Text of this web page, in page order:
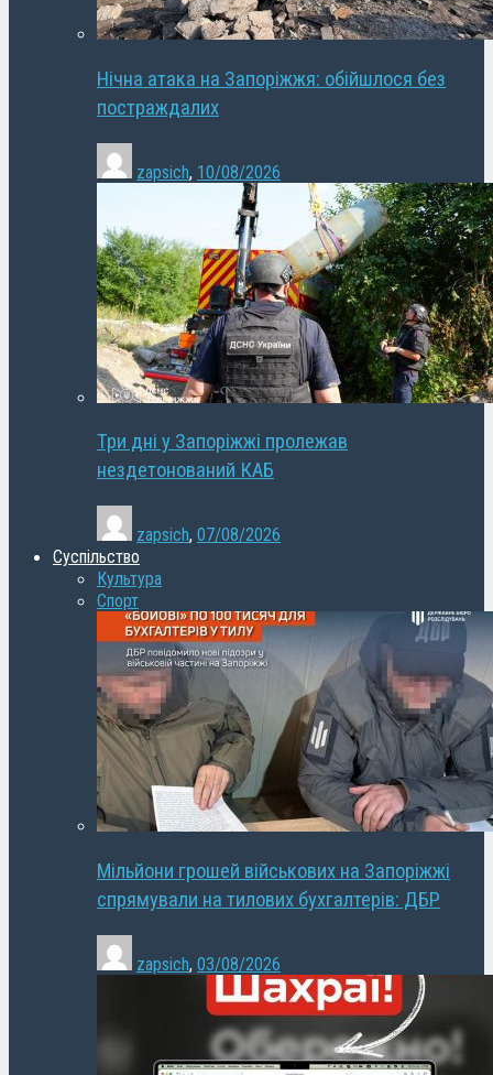
Нічна атака на Запоріжжя: обійшлося без
постраждалих
zapsich, 10/08/2026
Три дні у Запоріжжі пролежав
нездетонований КАБ
zapsich, 07/08/2026
Суспільство
Культура
Спорт
Мільйони грошей військових на Запоріжжі
спрямували на тилових бухгалтерів: ДБР
zapsich, 03/08/2026